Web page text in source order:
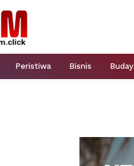
Peristiwa Bisnis